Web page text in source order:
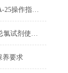
哈纳COD试剂HI93754A-25操作指南及测量标准
意大利哈纳HI93701-T总氯试剂使用说明及详细参数
养要求